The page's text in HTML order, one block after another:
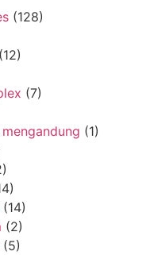
(128)
(12)
(7)
(1)
(14)
(2)
(5)